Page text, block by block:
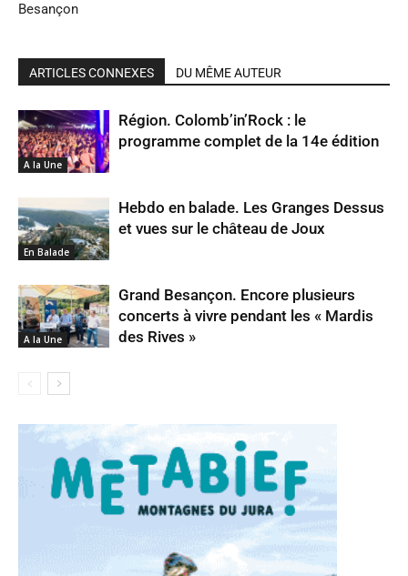
Besançon
ARTICLES CONNEXES DU MÊME AUTEUR
A la Une
Région. Colomb’in’Rock : le
programme complet de la 14e édition
En Balade
Hebdo en balade. Les Granges Dessus
et vues sur le château de Joux
A la Une
Grand Besançon. Encore plusieurs
concerts à vivre pendant les « Mardis
des Rives »